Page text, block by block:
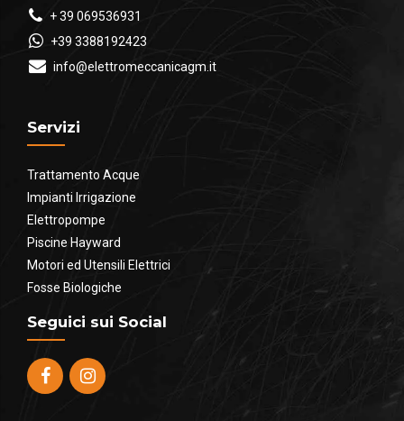
+ 39 069536931
+39 3388192423
info@elettromeccanicagm.it
Servizi
Trattamento Acque
Impianti Irrigazione
Elettropompe
Piscine Hayward
Motori ed Utensili Elettrici
Fosse Biologiche
Seguici sui Social